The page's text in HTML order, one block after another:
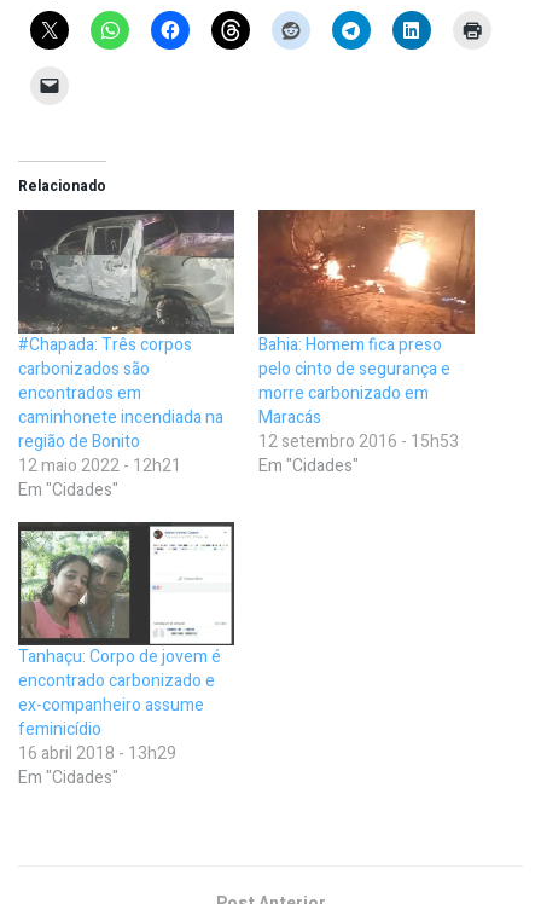
Relacionado
#Chapada: Três corpos
carbonizados são
encontrados em
caminhonete incendiada na
região de Bonito
12 maio 2022 - 12h21
Em "Cidades"
Bahia: Homem fica preso
pelo cinto de segurança e
morre carbonizado em
Maracás
12 setembro 2016 - 15h53
Em "Cidades"
Tanhaçu: Corpo de jovem é
encontrado carbonizado e
ex-companheiro assume
feminicídio
16 abril 2018 - 13h29
Em "Cidades"